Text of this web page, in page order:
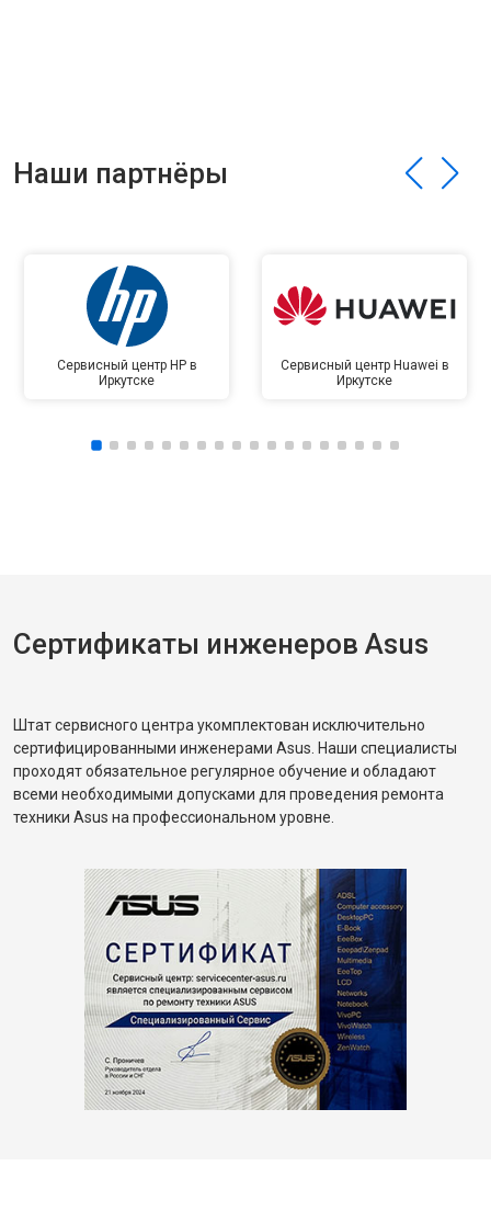
Наши партнёры
Сервисный центр HP в
Иркутске
Сервисный центр Huawei в
Иркутске
Сертификаты инженеров Asus
Штат сервисного центра укомплектован исключительно
сертифицированными инженерами Asus. Наши специалисты
проходят обязательное регулярное обучение и обладают
всеми необходимыми допусками для проведения ремонта
техники Asus на профессиональном уровне.